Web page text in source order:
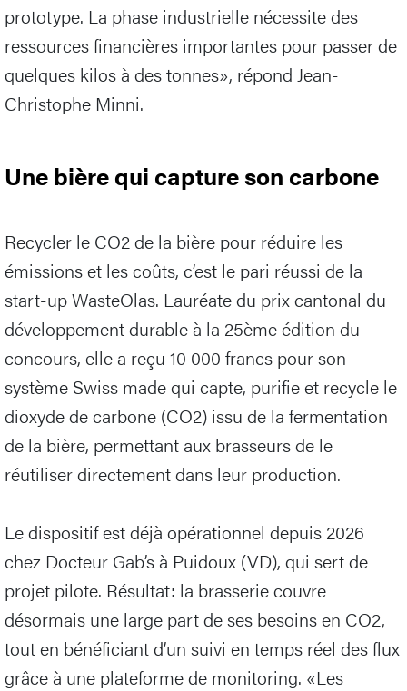
prototype. La phase industrielle nécessite des
ressources financières importantes pour passer de
quelques kilos à des tonnes», répond Jean-
Christophe Minni.
Une bière qui capture son carbone
Recycler le CO2 de la bière pour réduire les
émissions et les coûts, c’est le pari réussi de la
start-up WasteOlas. Lauréate du prix cantonal du
développement durable à la 25ème édition du
concours, elle a reçu 10 000 francs pour son
système Swiss made qui capte, purifie et recycle le
dioxyde de carbone (CO2) issu de la fermentation
de la bière, permettant aux brasseurs de le
réutiliser directement dans leur production.
Le dispositif est déjà opérationnel depuis 2026
chez Docteur Gab’s à Puidoux (VD), qui sert de
projet pilote. Résultat: la brasserie couvre
désormais une large part de ses besoins en CO2,
tout en bénéficiant d’un suivi en temps réel des flux
grâce à une plateforme de monitoring. «Les